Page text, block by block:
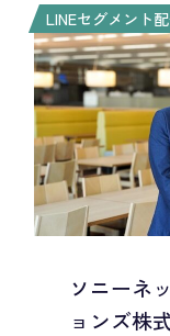
LINEセグメント
ソニーネ
ョンズ株